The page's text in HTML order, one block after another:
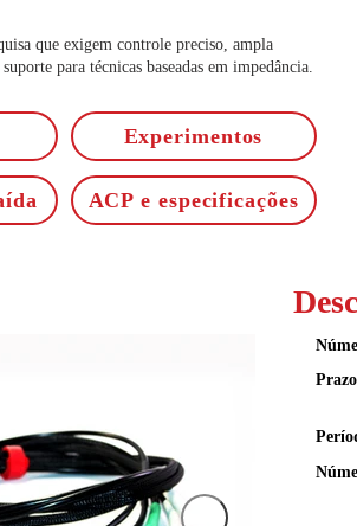
que exigem controle preciso, ampla
para técnicas baseadas em impedância.
Experimentos
ACP e especificações